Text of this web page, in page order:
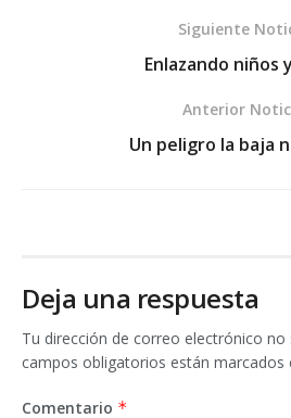
Siguiente
Enlazando niños
Anterior
Un peligro la baja
Deja una respuesta
Tu dirección de correo electrónico no
campos obligatorios están marcados
Comentario *